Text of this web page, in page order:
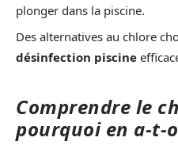
plonger dans la piscine.
Des alternatives au chlore
désinfection piscine
Comprendre le
pourquoi en a-t-